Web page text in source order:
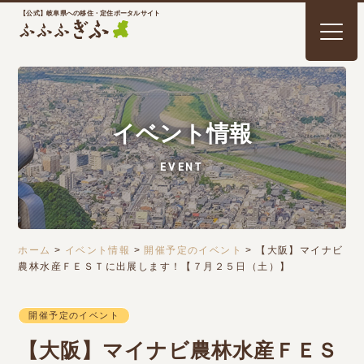
【公式】岐阜県への移住・定住ポータルサイト
イベント情報
EVENT
ホーム > イベント情報 > 開催予定のイベント >
【大阪】マイナビ
農林水産ＦＥＳＴに出展します！【７月２５日（土）】
開催予定のイベント
【大阪】マイナビ農林水産ＦＥＳ